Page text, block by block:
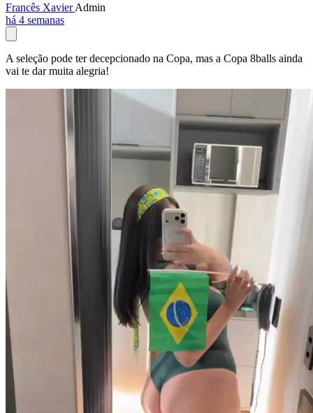
Francês XavierAdmin
há 4 semanas
A seleção pode ter decepcionado na Copa, mas a Copa 8balls ainda
vai te dar muita alegria!